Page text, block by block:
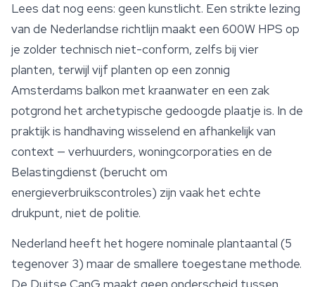
Lees dat nog eens: geen kunstlicht. Een strikte lezing
van de Nederlandse richtlijn maakt een 600W HPS op
je zolder technisch niet-conform, zelfs bij vier
planten, terwijl vijf planten op een zonnig
Amsterdams balkon met kraanwater en een zak
potgrond het archetypische gedoogde plaatje is. In de
praktijk is handhaving wisselend en afhankelijk van
context — verhuurders, woningcorporaties en de
Belastingdienst (berucht om
energieverbruikscontroles) zijn vaak het echte
drukpunt, niet de politie.
Nederland heeft het hogere nominale plantaantal (5
tegenover 3) maar de smallere toegestane methode.